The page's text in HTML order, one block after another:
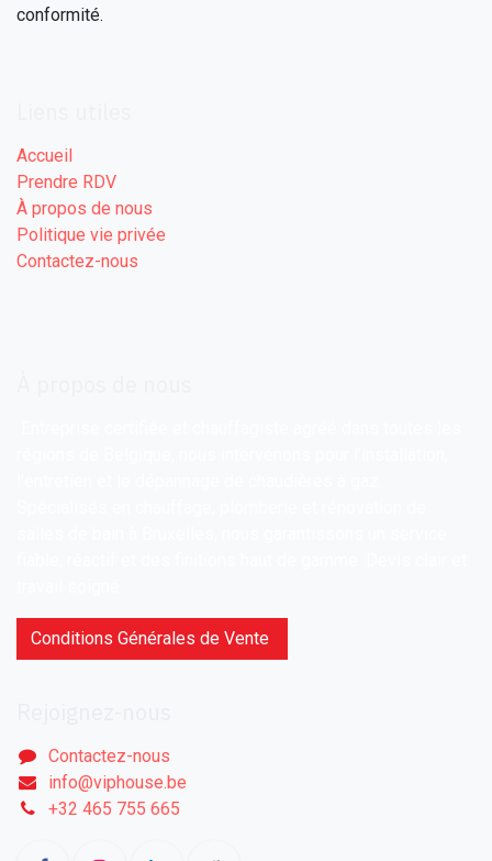
conformité.
Accueil
Prendre RDV
À propos de nous
Politique vie privée
Contactez-nous
Conditions Générales de Vente
Contactez-nous
info@viphouse.be
+32 465 755 665